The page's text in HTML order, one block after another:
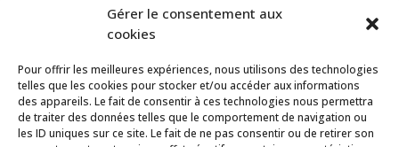
Gérer le consentement aux
cookies
Pour offrir les meilleures expériences, nous utilisons des technologies
telles que les cookies pour stocker et/ou accéder aux informations
des appareils. Le fait de consentir à ces technologies nous permettra
de traiter des données telles que le comportement de navigation ou
les ID uniques sur ce site. Le fait de ne pas consentir ou de retirer son
info@dessinemoiunbiscuit.com
Contactez-nous